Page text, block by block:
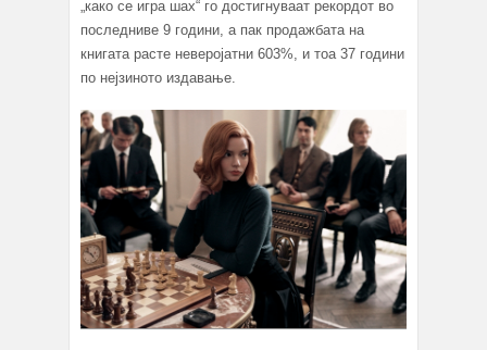
„како се игра шах“ го достигнуваат рекордот во
последниве 9 години, а пак продажбата на
книгата расте неверојатни 603%, и тоа 37 години
по нејзиното издавање.